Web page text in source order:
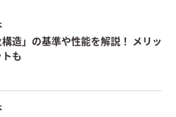
構造」の基準や性能を解説！ メリッ
トも